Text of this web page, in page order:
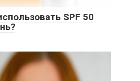
SPF 50